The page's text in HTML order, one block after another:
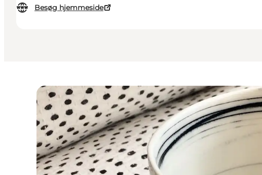
Besøg hjemmeside